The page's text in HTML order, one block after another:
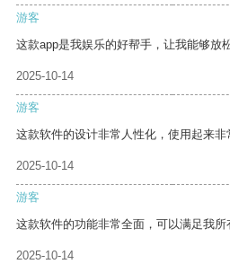
游客
这款app是我娱乐的好帮手，让我能够放
2025-10-14
游客
这款软件的设计非常人性化，使用起来非
2025-10-14
游客
这款软件的功能非常全面，可以满足我所
2025-10-14